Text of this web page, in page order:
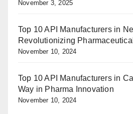
November 3, 2025
Top 10 API Manufacturers in
Revolutionizing
November 10, 2024
Top 10 API Manufacturers in
Way in Pharma Innovation
November 10, 2024